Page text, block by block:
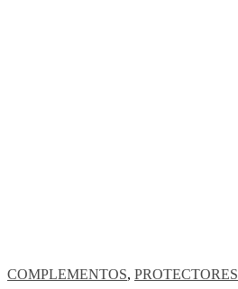
COMPLEMENTOS, PROTECTORES